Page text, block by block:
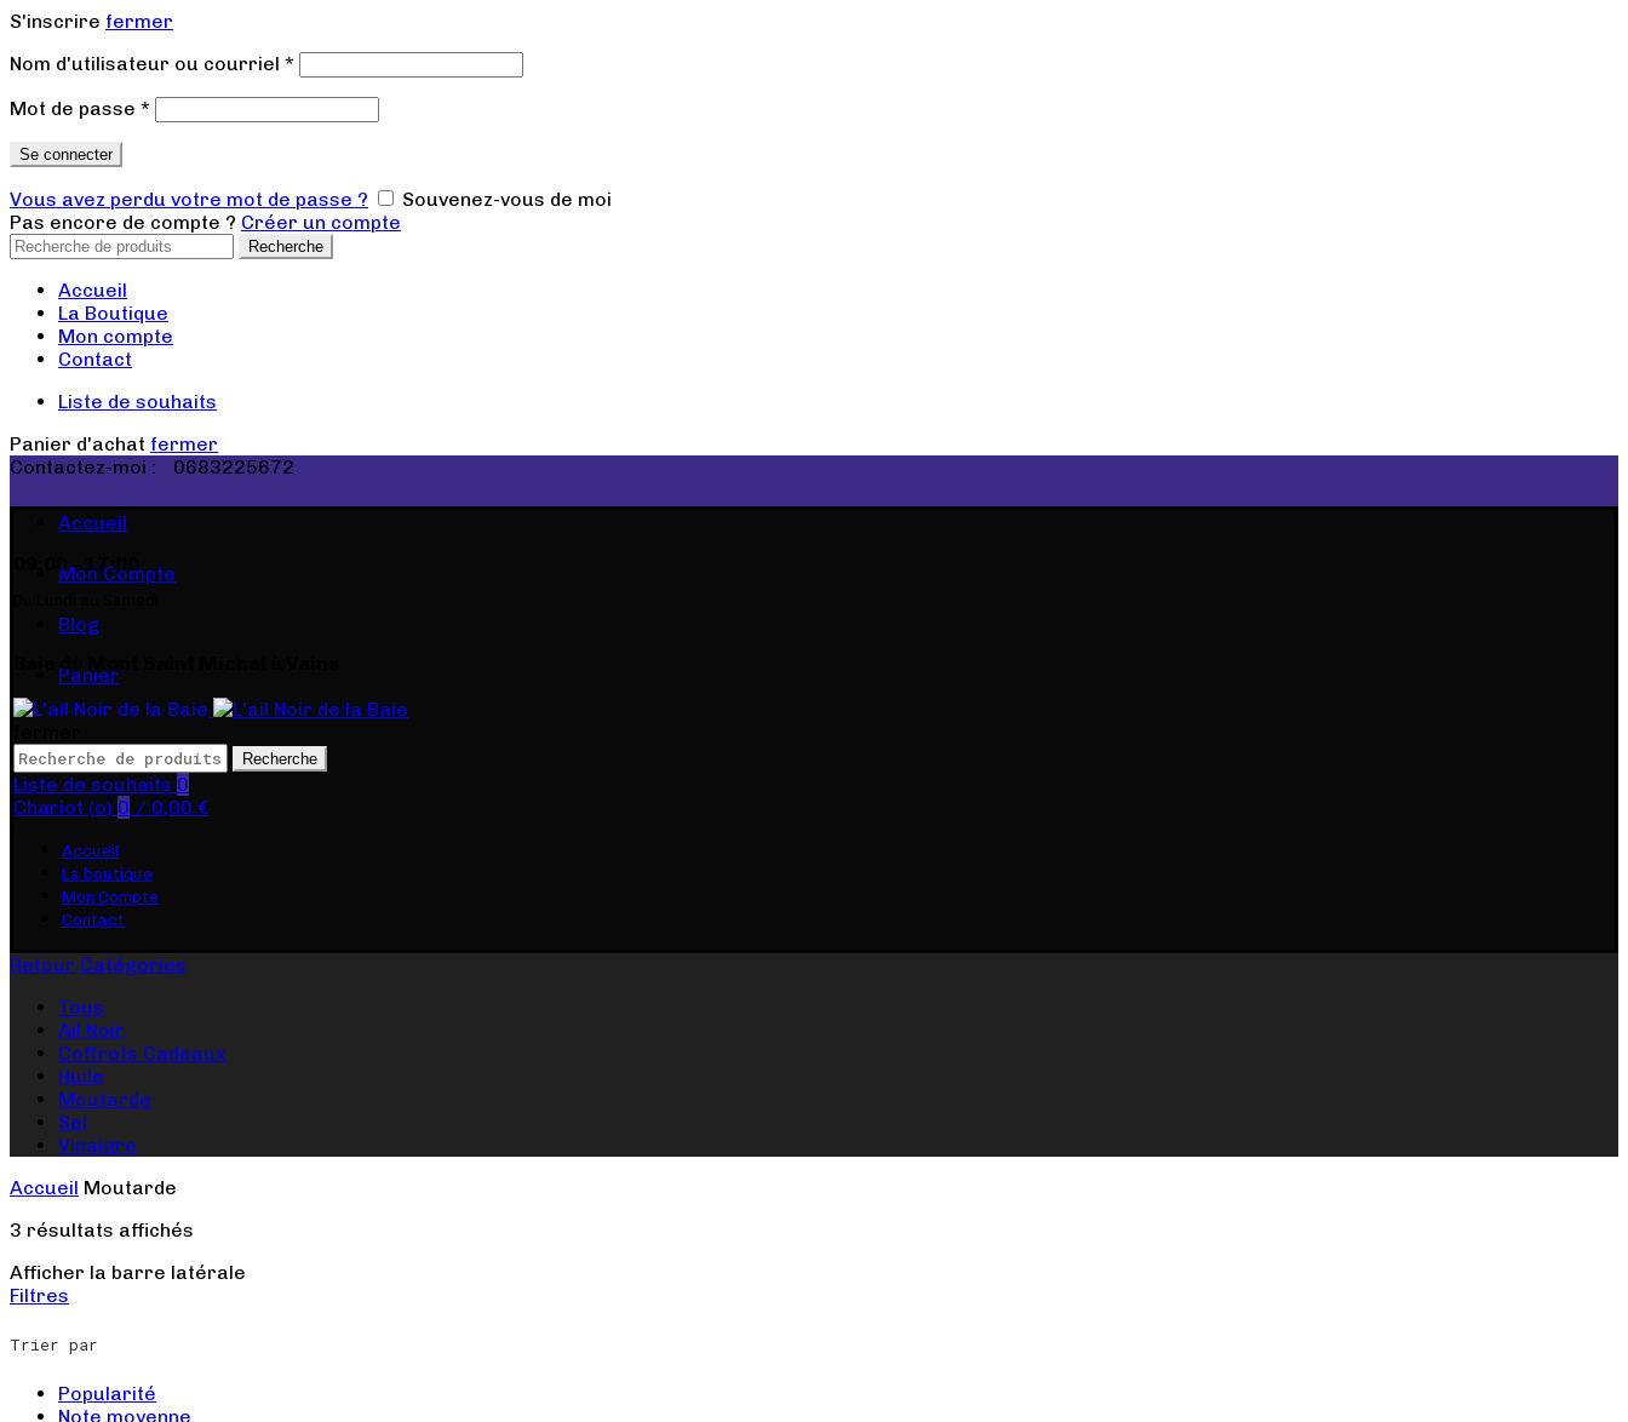
S'inscrire fermer
Nom d'utilisateur ou courriel *
Mot de passe *
Se connecter
Vous avez perdu votre mot de passe ?
Souvenez-vous de moi
Pas encore de compte ? Créer un compte
Recherche
Accueil
La Boutique
Mon compte
Contact
Liste de souhaits
Panier d'achat fermer
Contactez-moi :
0683225672
Accueil
Mon Compte
Blog
Panier
09:00 – 17:00
Baie du Mont Saint Michel à Vains
Recherche
Liste de souhaits 0
Chariot (o) 0 / 0,00 €
Accueil
La boutique
Mon Compte
Contact
Retour Catégories
Tous
Ail Noir
Coffrets Cadeaux
Huile
Moutarde
Sel
Vinaigre
Accueil Moutarde
3 résultats affichés
Afficher la barre latérale
Filtres
Trier par
Popularité
Note moyenne